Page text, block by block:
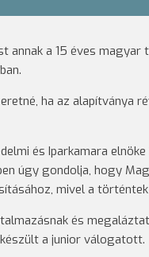
a 15 éves
ha az alapítványa
és Iparkamara
úgy gondolja, hogy
mivel a
és
a junior válogatott.